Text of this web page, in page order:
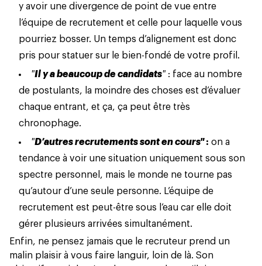
y avoir une divergence de point de vue entre
l’équipe de recrutement et celle pour laquelle vous
pourriez bosser. Un temps d’alignement est donc
pris pour statuer sur le bien-fondé de votre profil.
"Il y a beaucoup de candidats" : face au nombre
de postulants, la moindre des choses est d’évaluer
chaque entrant, et ça, ça peut être très
chronophage.
"D’autres recrutements sont en cours": on a
tendance à voir une situation uniquement sous son
spectre personnel, mais le monde ne tourne pas
qu’autour d’une seule personne. L’équipe de
recrutement est peut-être sous l’eau car elle doit
gérer plusieurs arrivées simultanément.
Enfin, ne pensez jamais que le recruteur prend un
malin plaisir à vous faire languir, loin de là. Son